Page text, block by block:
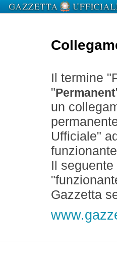
Il termine
" Permanent
un
Ufficiale"
Il
Gazzetta